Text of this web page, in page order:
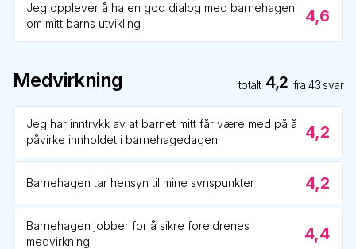
Jeg opplever å ha en god dialog med barnehagen
om mitt barns utvikling
4,6
Medvirkning totalt 4,2 fra43 svar
Jeg har inntrykk av at barnet mitt får være med på å
påvirke innholdet i barnehagedagen
4,2
Barnehagen tar hensyn til mine synspunkter 4,2
Barnehagen jobber for å sikre foreldrenes
medvirkning
4,4